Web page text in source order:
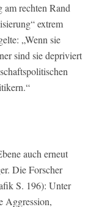
rechten Rand
extrem
„Wenn sie
sind sie depriviert
auch erneut
Die Forscher
S. 196): Unter
Aggression,